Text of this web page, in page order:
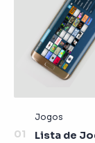
Lista de